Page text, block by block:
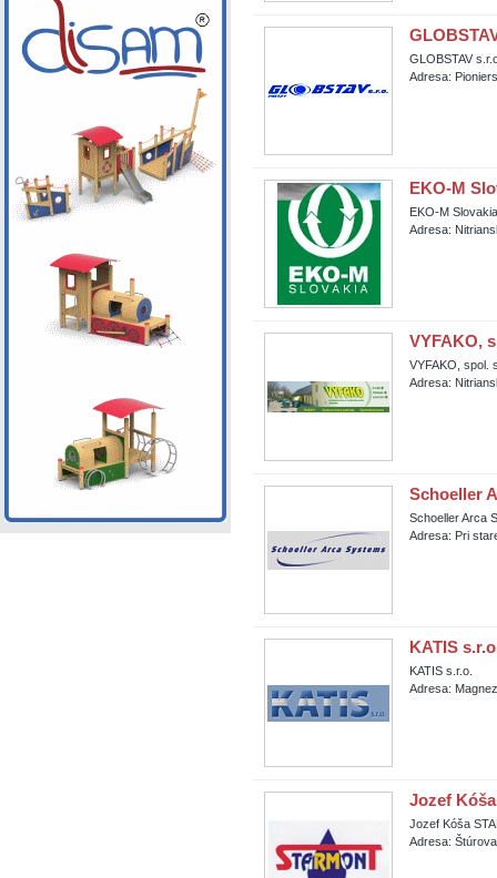
GLOBSTAV
Adresa:
EKO-M
EKO-M
Adresa:
VYFAKO,
VYFAKO, spol.
Adresa:
Schoeller
Schoeller Arca
Adresa: Pri
KATIS
KATIS s.r.o.
Adresa:
Jozef
Jozef Kóša
Adresa: